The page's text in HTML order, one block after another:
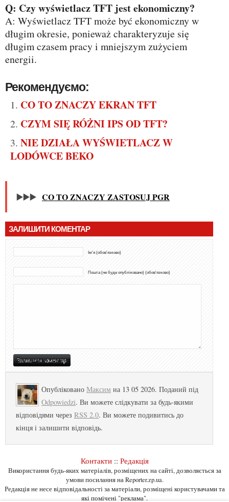
Q: Czy wyświetlacz TFT jest ekonomiczny?
A: Wyświetlacz TFT może być ekonomiczny w
długim okresie, ponieważ charakteryzuje się
długim czasem pracy i mniejszym zużyciem
energii.
Рекомендуємо:
CO TO ZNACZY EKRAN TFT
CZYM SIĘ RÓŻNI IPS OD TFT?
NIE DZIAŁA WYŚWIETLACZ W
LODÓWCE BEKO
▶️▶️▶️ CO TO ZNACZY ZASTOSUJ PGR
ЗАЛИШИТИ КОМЕНТАР
Ім'я (обов'язково)
Пошта (не буде опубліковано) (обов'язково)
Опубліковано Максим на 13 05 2026. Поданий під
Odpowiedzi. Ви можете слідкувати за будь-якими
відповідями через RSS 2.0. Ви можете подивитись до
кінця і залишити відповідь.
Контакти:: Редакція
Використання будь-яких матеріалів, розміщених на сайті, дозволяється за
умови посилання на Reporter.zp.ua.
Редакція не несе відповідальності за матеріали, розміщені користувачами та
які помічені "реклама".